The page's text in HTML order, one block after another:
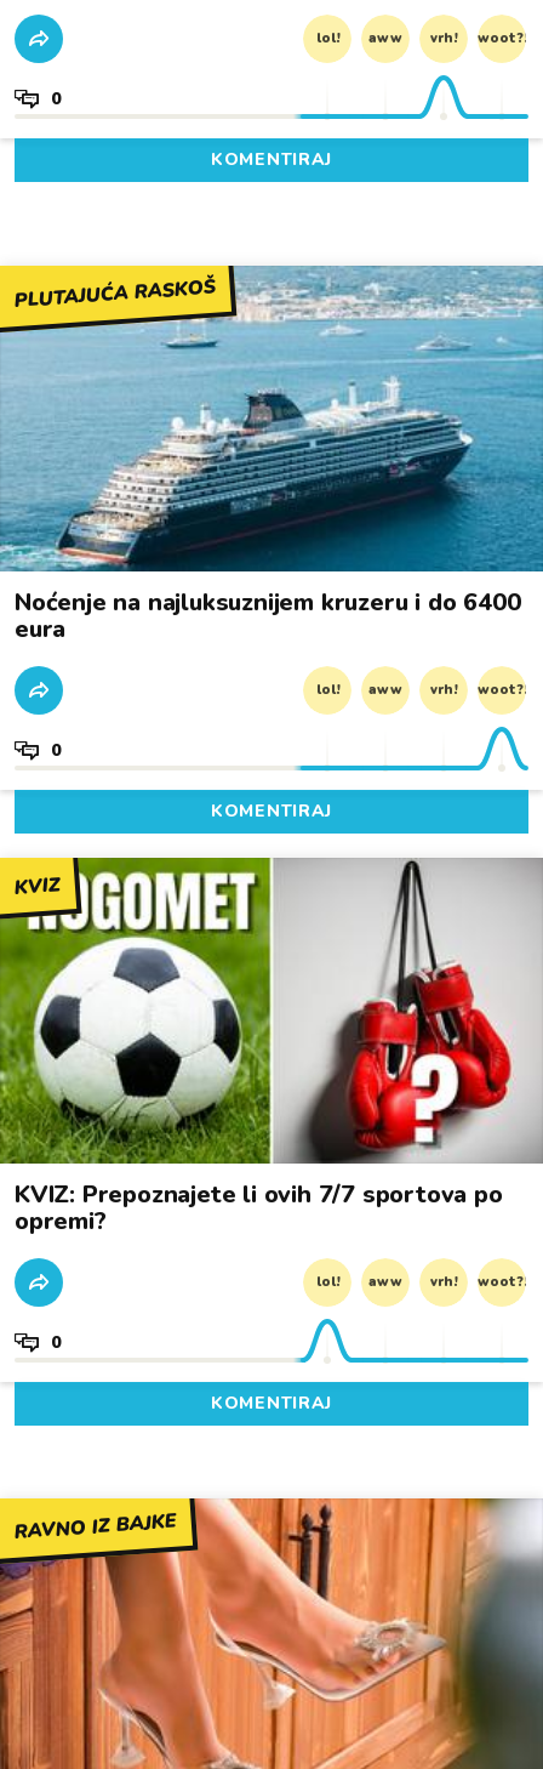
lol! aww vrh! woot?!
0
KOMENTIRAJ
PLUTAJUĆA RASKOŠ
Noćenje na najluksuznijem kruzeru i do 6400
eura
lol! aww vrh! woot?!
0
KOMENTIRAJ
KVIZ
KVIZ: Prepoznajete li ovih 7/7 sportova po
opremi?
lol! aww vrh! woot?!
0
KOMENTIRAJ
RAVNO IZ BAJKE